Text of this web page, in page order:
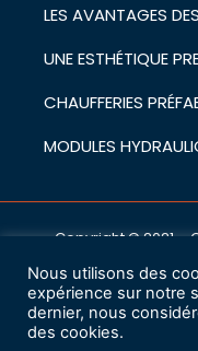
LES AVANTAGES
UNE ESTHÉTIQUE
CHAUFFERIES
MODULES
Copyright © 2021 –
Charte de protection
Nous utilisons des
expérience sur notre
dernier, nous
des cookies.